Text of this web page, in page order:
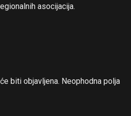
asocijacija.
biti objavljena. Neophodna polja